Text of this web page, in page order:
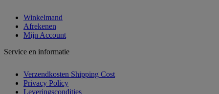
Winkelmand
Afrekenen
Mijn Account
Service en informatie
Verzendkosten Shipping Cost
Privacy Policy
Leveringscondities